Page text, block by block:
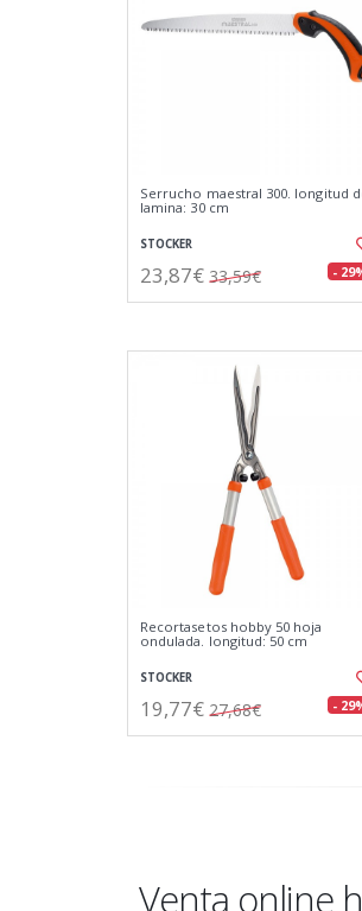
Serrucho maestral 300. longitud
lamina: 30 cm
STOCKER
23,87€ 33,59€ -
Recortasetos hobby 50 hoja
ondulada. longitud: 50 cm
STOCKER
19,77€ 27,68€ -
Venta online